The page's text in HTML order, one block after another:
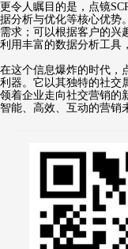
更令人瞩目的是，点镜
据分析与优化等核心优势
需求；可以根据客户的兴
利用丰富的数据分析工具
在这个信息爆炸的时代，
利器。它以其独特的社交
领着企业走向社交营销的
智能、高效、互动的营销